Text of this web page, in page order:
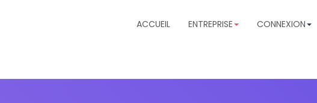
ACCUEIL ENTREPRISE CONNEXION